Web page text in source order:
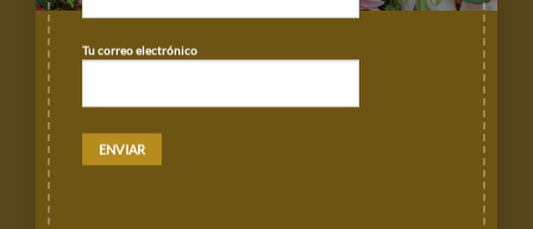
Tu correo electrónico
POLÍTICAS DE DEVOLUCIÓN Y CANCELACIÓN
Copyright 2026 ©Florería de León